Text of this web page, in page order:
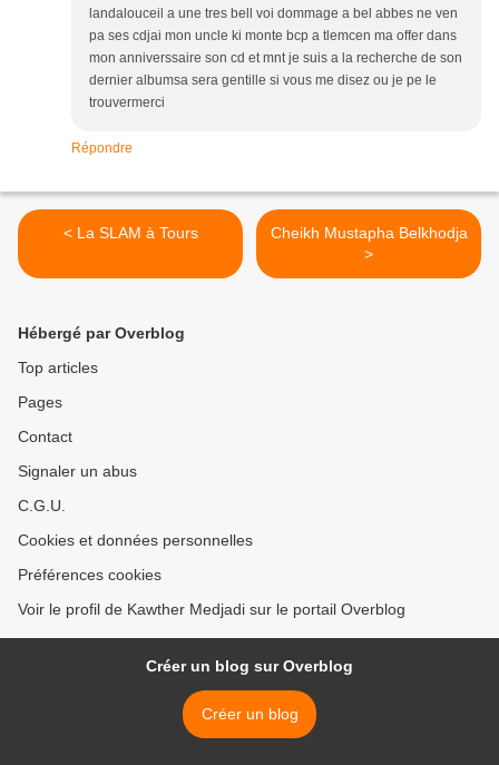
landalouceil a une tres bell voi dommage a bel abbes ne ven
pa ses cdjai mon uncle ki monte bcp a tlemcen ma offer dans
mon anniverssaire son cd et mnt je suis a la recherche de son
dernier albumsa sera gentille si vous me disez ou je pe le
trouvermerci
Répondre
< La SLAM à Tours
Cheikh Mustapha Belkhodja
>
Hébergé par Overblog
Top articles
Pages
Contact
Signaler un abus
C.G.U.
Cookies et données personnelles
Préférences cookies
Voir le profil de Kawther Medjadi sur le portail Overblog
Créer un blog sur Overblog
Créer un blog